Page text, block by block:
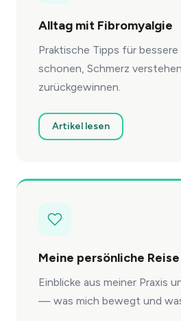
Alltag mit Fibromyalgie
Praktische Tipps für
schonen, Schmerz
zurückgewinnen.
Artikel lesen
Meine persönliche Reise
Einblicke aus meiner Praxis
— was mich bewegt und